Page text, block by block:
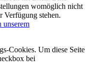
womöglich nicht
Verfügung stehen.
Cookies. Um diese Seite
bei